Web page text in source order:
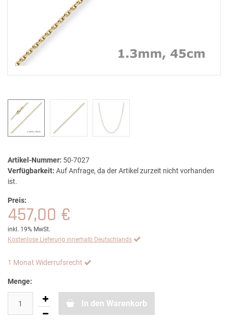
Artikel-Nummer: 50-7027
Verfügbarkeit: Auf Anfrage, da der Artikel zurzeit nicht vorhanden
ist.
Preis:
457,00 €
inkl. 19% MwSt.
Kostenlose Lieferung innerhalb Deutschlands
1 Monat Widerrufsrecht
Menge:
In den Warenkorb